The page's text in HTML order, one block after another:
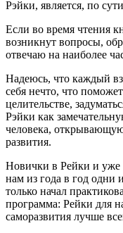
Рэйки, является, по
Если во время чтения
возникнут вопросы,
отвечаю на наиболее
Надеюсь, что каждый
себя нечто, что
целительстве,
Рэйки как
человека,
развития.
Новички в Рейки и уже
нам из года в год одни
только начал
программа: Рейки для
саморазвития лучше